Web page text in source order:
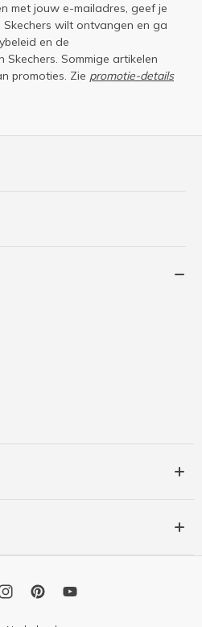
met jouw e-mailadres, geef je
wilt ontvangen en ga
en de
Skechers. Sommige artikelen
promoties. Zie promotie-details